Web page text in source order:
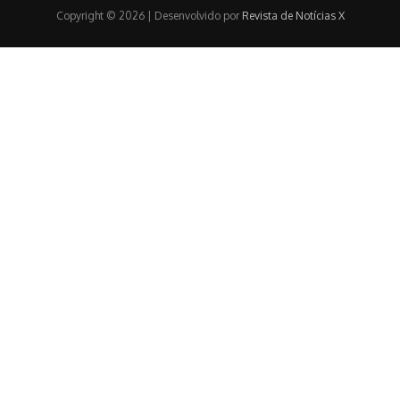
Copyright © 2026 | Desenvolvido por Revista de Notícias X